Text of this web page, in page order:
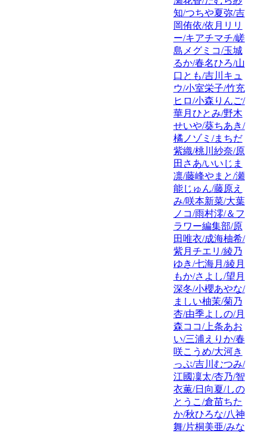
知/つちや夏弥/吉
岡侑依/依月リリ
ー/キアチマチ/嵯
島メグミコ/玉城
るか/春名ひろ/山
口とも/吉川キュ
ウ/小室栄子/竹充
ヒロ/小森りんご/
華月ひとみ/野木
せいや/葵ちあき/
橘ノゾミ/まちだ
紫織/桃川紗奈/原
田さあ/いいじま
凛/藤峰やまと/瀬
能じゅん/藤原え
み/咲本新菜/大葉
ノコ/雨村澪/＆フ
ラワー編集部/原
田唯衣/成海柚希/
紫月チエリ/綾乃
ゆき/七海月/綾月
もか/さよし/望月
深冬/小櫻あやな/
ましい柚茉/菊乃
杏/由季よしの/月
森ココ/上条あお
い/三浦えりか/春
咲こうめ/大河き
っぷ/吉川むつみ/
江國凜太/杏乃/智
衣薫/日向夏/しの
とうこ/倉苗ちた
か/秋ひろな/八神
舞/片桐美亜/みな